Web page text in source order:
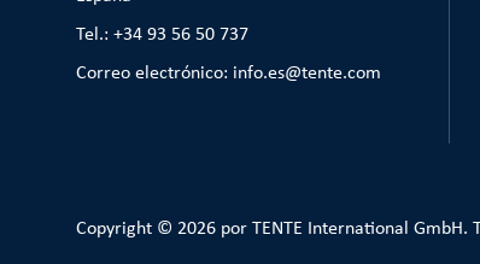
Tel.: +34 93 56 50 737
Correo electrónico: info.es@tente.com
Copyright © 2026 por TENTE International GmbH.